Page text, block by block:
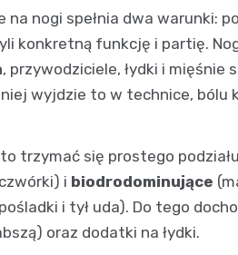
na nogi spełnia dwa warunki:
konkretną funkcję i partię.
, przywodziciele, łydki i
wyjdzie to w technice, bólu
trzymać się prostego
i biodrodominujące
i tył uda). Do tego
oraz dodatki na łydki.